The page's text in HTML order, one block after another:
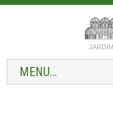
MENU...